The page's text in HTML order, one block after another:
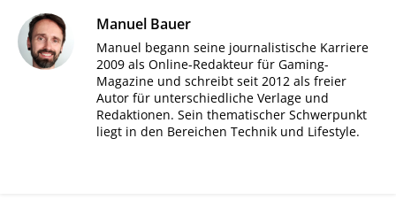
Manuel Bauer
Manuel begann seine journalistische Karriere
2009 als Online-Redakteur für Gaming-
Magazine und schreibt seit 2012 als freier
Autor für unterschiedliche Verlage und
Redaktionen. Sein thematischer Schwerpunkt
liegt in den Bereichen Technik und Lifestyle.